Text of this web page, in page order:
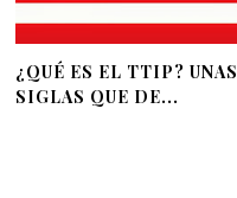
¿QUÉ ES EL TTIP? UNAS
SIGLAS QUE DE...